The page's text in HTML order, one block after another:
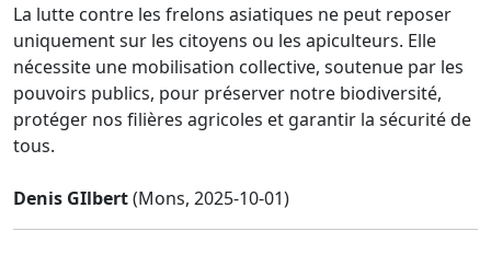
La lutte contre les frelons asiatiques ne peut reposer
uniquement sur les citoyens ou les apiculteurs. Elle
nécessite une mobilisation collective, soutenue par les
pouvoirs publics, pour préserver notre biodiversité,
protéger nos filières agricoles et garantir la sécurité de
tous.
Denis GIlbert(Mons, 2025-10-01)